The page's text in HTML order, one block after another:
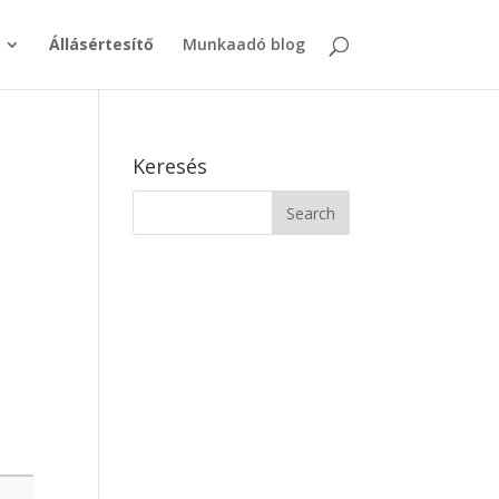
Állásértesítő Munkaadó blog
Keresés